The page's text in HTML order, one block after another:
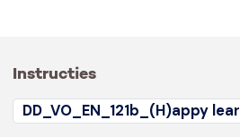
Instructies
DD_VO_EN_121b_(H)appy